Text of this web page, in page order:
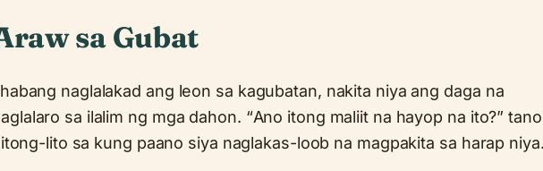
sa Gubat
naglalakad ang leon sa kagubatan, nakita niya ang daga na
sa ilalim ng mga dahon. “Ano itong maliit na hayop na ito?”
lito sa kung paano siya naglakas-loob na magpakita sa harap niya.